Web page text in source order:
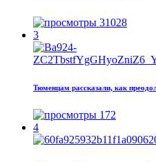
31028
3
Тюменцам рассказали, как
172
4